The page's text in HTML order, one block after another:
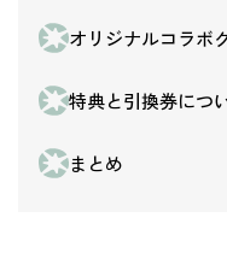
オリジナルコラボ
特典と引換券につ
まとめ